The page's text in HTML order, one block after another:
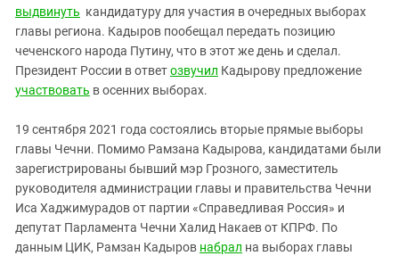
выдвинуть кандидатуру для участия в очередных выборах
главы региона. Кадыров пообещал передать позицию
чеченского народа Путину, что в этот же день и сделал.
Президент России в ответозвучил Кадырову предложение
участвовать в осенних выборах.
19 сентября 2021 года состоялись вторые прямые выборы
главы Чечни. Помимо Рамзана Кадырова, кандидатами были
зарегистрированы бывший мэр Грозного, заместитель
руководителя администрации главы и правительства Чечни
Иса Хаджимурадов от партии «Справедливая Россия» и
депутат Парламента Чечни Халид Накаев от КПРФ. По
данным ЦИК, Рамзан Кадыров набрал на выборах главы